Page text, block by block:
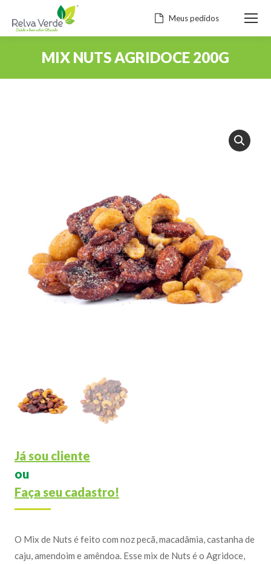
Meus pedidos
MIX NUTS AGRIDOCE 200G
Já sou cliente
ou
Faça seu cadastro!
O Mix de Nuts é feito com noz pecã, macadâmia, castanha de
caju, amendoim e amêndoa. Esse mix de Nuts é o Agridoce,